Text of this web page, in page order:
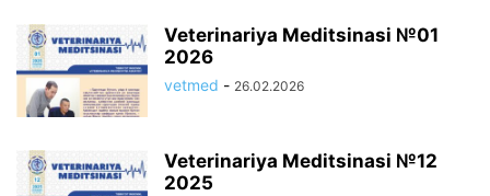
Veterinariya Meditsinasi №01
2026
vetmed - 26.02.2026
Veterinariya Meditsinasi №12
2025